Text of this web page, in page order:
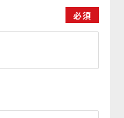
必須